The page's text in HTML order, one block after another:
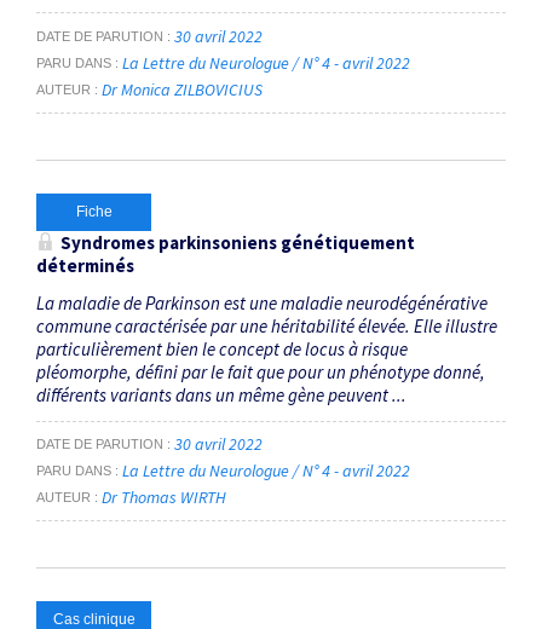
DATE DE PARUTION 30 avril 2022
PARU DANS La Lettre du Neurologue / N° 4 - avril 2022
AUTEUR Dr Monica ZILBOVICIUS
Fiche
Syndromes parkinsoniens génétiquement
déterminés
La maladie de Parkinson est une maladie neurodégénérative
commune caractérisée par une héritabilité élevée. Elle illustre
particulièrement bien le concept de locus à risque
pléomorphe, défini par le fait que pour un phénotype donné,
différents variants dans un même gène peuvent ...
DATE DE PARUTION 30 avril 2022
PARU DANS La Lettre du Neurologue / N° 4 - avril 2022
AUTEUR Dr Thomas WIRTH
Cas clinique